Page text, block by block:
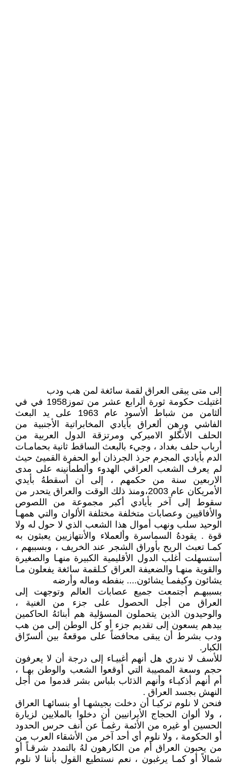
إلى متى يبقى العراق لقمة سائغة لمن هب ودب
اغتيلت حكومة ثورة ألرابع عشر من تموز1958 في في
ألثامن من شباط ألأسود عام 1963 على يد البعث
الفاشي ورهن ألعراق بأيادي المخابراتية الأجنبية من
الحلف الأنگلو الاميركي ومرتزقة الدول العربية من
أرباب حلف بغداد ، وجيء بالبعث الساقط ثانية بحمامـات
الدم بأيادي المجرم جرذ الجرذان أبو الحفرة القميئ حيث
لم يعرف الشعب العراقي الهدوء وألطمأنينه على مدى
الاربعين سنة من حكمهم ، إلى أن أسقطهُ بأيدي
الأمريكان عام 2003،ومنذ ذلك الوقت والعراق يتحدر من
سقوط إلى آخر بأيادي أكبر مجموعة من اللصوص
والأفاقيين وعصابات متخلفة مختلفة الألوان والتي همهـا
الوحيد سلب ونهب أموال هذا الشعب الذي لا حول له ولا
قوة . يقودهُ السماسرة وألعملاء والأنتهازيين يعبثون به
كمـا تعبث الريح بأوراق الشجر عند الخريف ، وبسببهم ،
أستسهلت أغلب الدول الأقليمية الكبيرة منهـا والصغيرة
والقوية منهـا والضعيفة العراق كـلقمة سائغة يفعلون مـا
يشائون وكيفمـا يشائون.... بنفطه وماله وأرضه
بسببهـم أجتمعت جميع عصابات العالم وتوجهت إلى
العراق من أجل الحصول على جزء من الغنية ،
والوحيدون الذين يتحملون المسؤلية هم أبنائهُ الحاكمين
بيدهم يسعون إلى تقديم جزء أو كل الوطن إلى من هب
ودب بشرط أن يبقى محافضاً على موقعهُ بين ألسرّاق
الكبار.
للأسف لا ندري هل أنهم أغبيـاء إلى درجة أن لا يعرفون
حجم وسعة المصيبة التي أوقعوا الشعب والوطن بهـا ،
أم أنهم أذكيـاء وأنهم الذئاب بلباس بشر قدموا من أجل
النهش بجسد العراق .
فنحن لا نلوم تركيـا أن دخلت بجيشهـا أو بنسائهـا العراق
، ولا ألوان الحجاج الأيرانيين أن دخلوا بالملايين لزيارة
الحسين أو غيره من الأئمة رغمـاً عن أنف حرس الحدود
أو الحكومة ، ولا نلوم أي أحد آخر من الأشقاء العرب من
من يحبون العراق أم من الكارهون لهُ بالتمدد شرقـاً أو
شمالاً أو كمـا يرغبون ، نعم نستطيع القول بأننا لا نلوم